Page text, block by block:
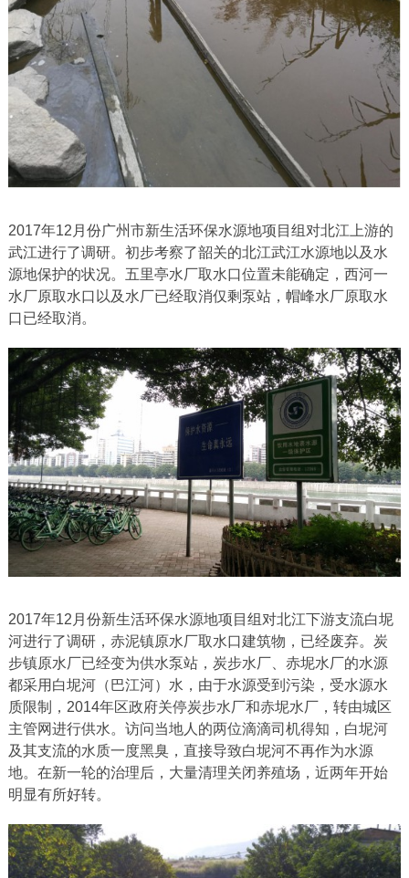
2017年12月份广州市新生活环保水源地项目组对北江上游的
武江进行了调研。初步考察了韶关的北江武江水源地以及水
源地保护的状况。五里亭水厂取水口位置未能确定，西河一
水厂原取水口以及水厂已经取消仅剩泵站，帽峰水厂原取水
口已经取消。
2017年12月份新生活环保水源地项目组对北江下游支流白坭
河进行了调研，赤泥镇原水厂取水口建筑物，已经废弃。炭
步镇原水厂已经变为供水泵站，炭步水厂、赤坭水厂的水源
都采用白坭河（巴江河）水，由于水源受到污染，受水源水
质限制，2014年区政府关停炭步水厂和赤坭水厂，转由城区
主管网进行供水。访问当地人的两位滴滴司机得知，白坭河
及其支流的水质一度黑臭，直接导致白坭河不再作为水源
地。在新一轮的治理后，大量清理关闭养殖场，近两年开始
明显有所好转。